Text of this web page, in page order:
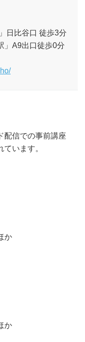
日比谷口 徒歩3分
」A9出口徒歩0分
配信での事前講座
います。
か
か